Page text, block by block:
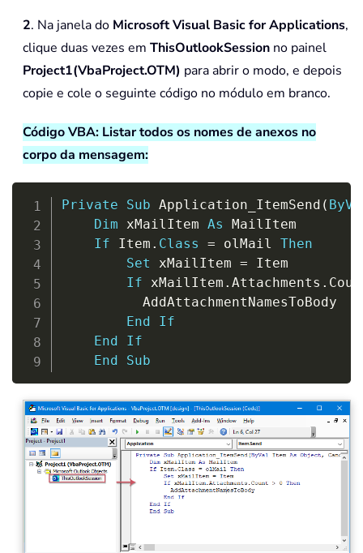
2. Na janela do Microsoft Visual Basic for Applications,
clique duas vezes em ThisOutlookSession no painel
Project1(VbaProject.OTM) para abrir o modo, e depois
copie e cole o seguinte código no módulo em branco.
Código VBA: Listar todos os nomes de anexos no
corpo da mensagem:
Private Sub Application_ItemSend (
Dim xMailItem As MailItem
If Item . Class = olMail Then
Set xMailItem = Item
If xMailItem . Attachments .
          AddAttachmentNamesToBody
End
If
End
If
End
Sub
Copy